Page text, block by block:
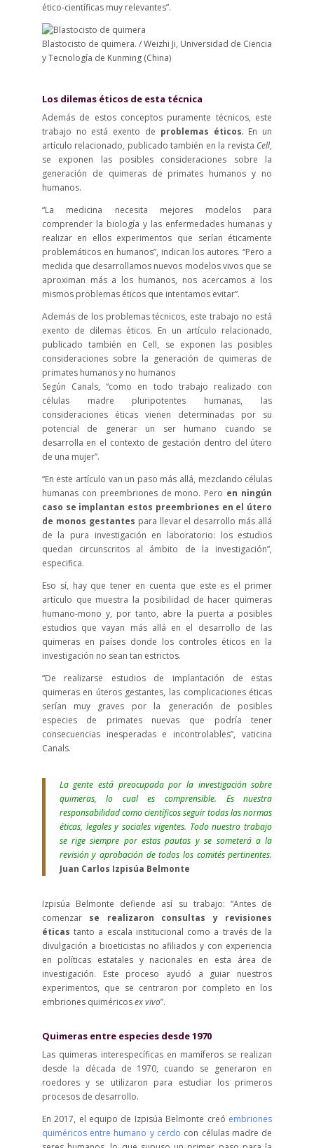
ético-científicas muy relevantes”.
Blastocisto de quimera. / Weizhi Ji, Universidad de Ciencia
y Tecnología de Kunming (China)
Los dilemas éticos de esta técnica
Además de estos conceptos puramente técnicos, este
trabajo no está exento de problemas éticos. En un
artículo relacionado, publicado también en la revista Cell,
se exponen las posibles consideraciones sobre la
generación de quimeras de primates humanos y no
humanos.
“La medicina necesita mejores modelos para
comprender la biología y las enfermedades humanas y
realizar en ellos experimentos que serían éticamente
problemáticos en humanos”, indican los autores. “Pero a
medida que desarrollamos nuevos modelos vivos que se
aproximan más a los humanos, nos acercamos a los
mismos problemas éticos que intentamos evitar”.
Además de los problemas técnicos, este trabajo no está
exento de dilemas éticos. En un artículo relacionado,
publicado también en Cell, se exponen las posibles
consideraciones sobre la generación de quimeras de
primates humanos y no humanos
Según Canals, “como en todo trabajo realizado con
células madre pluripotentes humanas, las
consideraciones éticas vienen determinadas por su
potencial de generar un ser humano cuando se
desarrolla en el contexto de gestación dentro del útero
de una mujer”.
“En este artículo van un paso más allá, mezclando células
humanas con preembriones de mono. Pero en ningún
caso se implantan estos preembriones en el útero
de monos gestantes para llevar el desarrollo más allá
de la pura investigación en laboratorio: los estudios
quedan circunscritos al ámbito de la investigación”,
especifica.
Eso sí, hay que tener en cuenta que este es el primer
artículo que muestra la posibilidad de hacer quimeras
humano-mono y, por tanto, abre la puerta a posibles
estudios que vayan más allá en el desarrollo de las
quimeras en países donde los controles éticos en la
investigación no sean tan estrictos.
“De realizarse estudios de implantación de estas
quimeras en úteros gestantes, las complicaciones éticas
serían muy graves por la generación de posibles
especies de primates nuevas que podría tener
consecuencias inesperadas e incontrolables”, vaticina
Canals.
La gente está preocupada por la investigación sobre
quimeras, lo cual es comprensible. Es nuestra
responsabilidad como científicos seguir todas las normas
éticas, legales y sociales vigentes. Todo nuestro trabajo
se rige siempre por estas pautas y se someterá a la
revisión y aprobación de todos los comités pertinentes.
Juan Carlos Izpisúa Belmonte
Izpisúa Belmonte defiende así su trabajo: “Antes de
comenzar se realizaron consultas y revisiones
éticas tanto a escala institucional como a través de la
divulgación a bioeticistas no afiliados y con experiencia
en políticas estatales y nacionales en esta área de
investigación. Este proceso ayudó a guiar nuestros
experimentos, que se centraron por completo en los
embriones quiméricosex vivo”.
Quimeras entre especies desde 1970
Las quimeras interespecíficas en mamíferos se realizan
desde la década de 1970, cuando se generaron en
roedores y se utilizaron para estudiar los primeros
procesos de desarrollo.
En 2017, el equipo de Izpisúa Belmonte creó embriones
quiméricos entre humano y cerdo con células madre de